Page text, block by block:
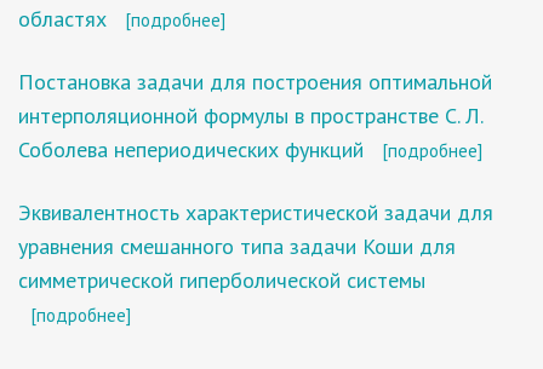
областях
[подробнее]
Постановка задачи для построения оптимальной
интерполяционной формулы в пространстве С. Л.
Соболева непериодических функций
[подробнее]
Эквивалентность характеристической задачи для
уравнения смешанного типа задачи Коши для
симметрической гиперболической системы
[подробнее]